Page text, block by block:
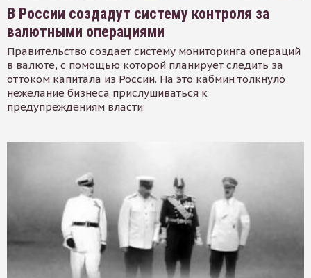
В России создадут систему контроля за
валютными операциями
Правительство создает систему мониторинга операций
в валюте, с помощью которой планирует следить за
оттоком капитала из России. На это кабмин толкнуло
нежелание бизнеса прислушиваться к
предупреждениям власти